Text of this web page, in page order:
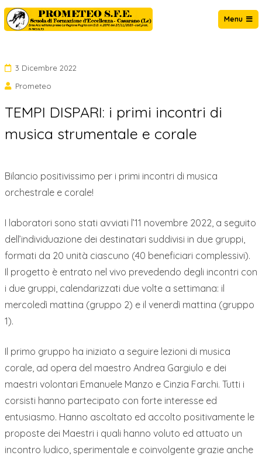
Salta
al
Menu
3 Dicembre 2022
Prometeo
TEMPI DISPARI: i primi incontri di
musica strumentale e corale
Bilancio positivissimo per i primi incontri di musica
orchestrale e corale!
I laboratori sono stati avviati l’11 novembre 2022, a seguito
dell’individuazione dei destinatari suddivisi in due gruppi,
formati da 20 unità ciascuno (40 beneficiari complessivi).
Il progetto è entrato nel vivo prevedendo degli incontri con
i due gruppi, calendarizzati due volte a settimana: il
mercoledì mattina (gruppo 2) e il venerdì mattina (gruppo
1).
Il primo gruppo ha iniziato a seguire lezioni di musica
corale, ad opera del maestro Andrea Gargiulo e dei
maestri volontari Emanuele Manzo e Cinzia Farchi. Tutti i
corsisti hanno partecipato con forte interesse ed
entusiasmo. Hanno ascoltato ed accolto positivamente le
proposte dei Maestri i quali hanno voluto ed attuato un
incontro ludico, sperimentale e coinvolgente grazie anche